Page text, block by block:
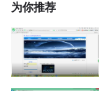
为你推荐